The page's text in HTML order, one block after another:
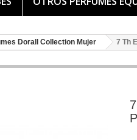
Dorall Collection Mujer 7 Th